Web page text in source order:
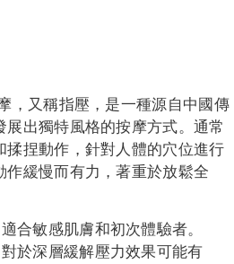
，又稱指壓，是一種源自中國傳
出獨特風格的按摩方式。通常
揉捏動作，針對人體的穴位進行
作緩慢而有力，著重於放鬆全
合敏感肌膚和初次體驗者。
於深層緩解壓力效果可能有